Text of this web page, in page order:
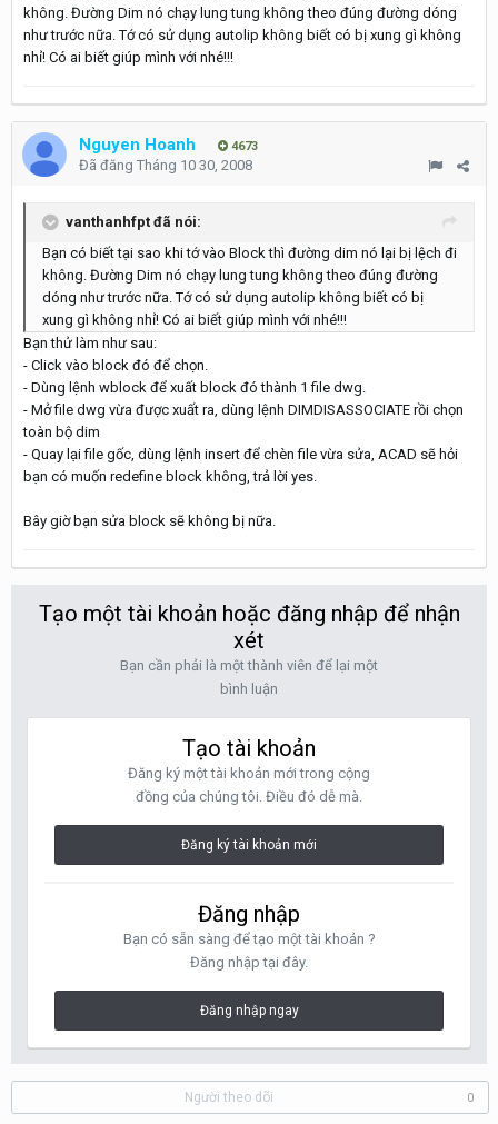
không. Đường Dim nó chạy lung tung không theo đúng đường dóng
như trước nữa. Tớ có sử dụng autolip không biết có bị xung gì không
nhỉ! Có ai biết giúp mình với nhé!!!
Nguyen Hoanh 4673
Đã đăng Tháng 10 30, 2008
vanthanhfpt đã nói:
Bạn có biết tại sao khi tớ vào Block thì đường dim nó lại bị lệch đi
không. Đường Dim nó chạy lung tung không theo đúng đường
dóng như trước nữa. Tớ có sử dụng autolip không biết có bị
xung gì không nhỉ! Có ai biết giúp mình với nhé!!!
Bạn thử làm như sau:
- Click vào block đó để chọn.
- Dùng lệnh wblock để xuất block đó thành 1 file dwg.
- Mở file dwg vừa được xuất ra, dùng lệnh DIMDISASSOCIATE rồi chọn
toàn bộ dim
- Quay lại file gốc, dùng lệnh insert để chèn file vừa sửa, ACAD sẽ hỏi
bạn có muốn redefine block không, trả lời yes.
Bây giờ bạn sửa block sẽ không bị nữa.
Tạo một tài khoản hoặc đăng nhập để nhận
xét
Bạn cần phải là một thành viên để lại một
bình luận
Tạo tài khoản
Đăng ký một tài khoản mới trong cộng
đồng của chúng tôi. Điều đó dễ mà.
Đăng ký tài khoản mới
Đăng nhập
Bạn có sẵn sàng để tạo một tài khoản ?
Đăng nhập tại đây.
Đăng nhập ngay
Người theo dõi 0